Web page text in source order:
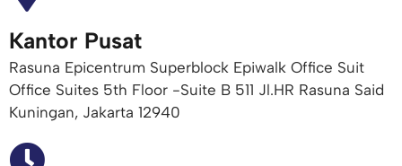
Kantor Pusat
Rasuna Epicentrum Superblock Epiwalk Office Suit
Office Suites 5th Floor -Suite B 511 Jl.HR Rasuna Said
Kuningan, Jakarta 12940